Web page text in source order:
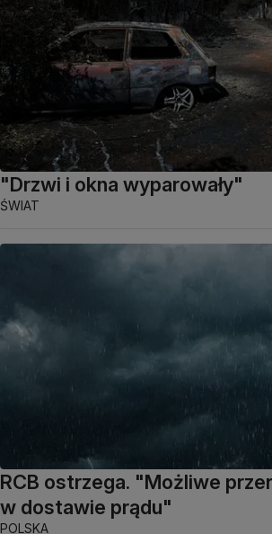
"Drzwi i okna wyparowały"
ŚWIAT
RCB ostrzega. "Możliwe
w dostawie prądu"
POLSKA